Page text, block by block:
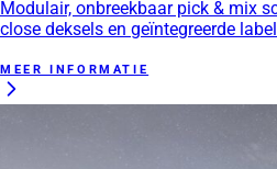
Modulair, onbreekbaar pick & mix
close deksels en geïntegreerde
MEER INFORMATIE